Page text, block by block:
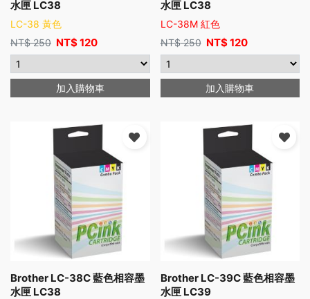
水匣 LC38
LC-38 黃色
NT$250 NT$120
加入購物車
水匣 LC38
LC-38M 紅色
NT$250 NT$120
加入購物車
Brother LC-38C 藍色相容墨
水匣 LC38
Brother LC-39C 藍色相容墨
水匣 LC39